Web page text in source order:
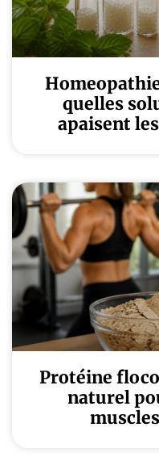
quelles
apaisent
Protéine
naturel